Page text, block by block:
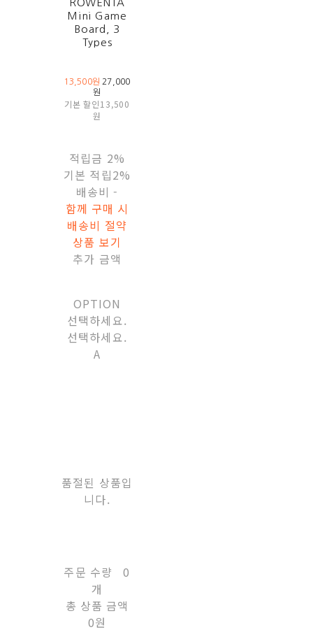
ROWENTA
Mini Game
Board, 3
Types
13,500원 27,000
원
기본 할인13,500
원
적립금 2%
기본 적립2%
배송비 -
함께 구매 시
배송비 절약
상품 보기
추가 금액
OPTION
선택하세요.
선택하세요.
A
품절된 상품입
니다.
주문 수량
0
개
총 상품 금액
0원